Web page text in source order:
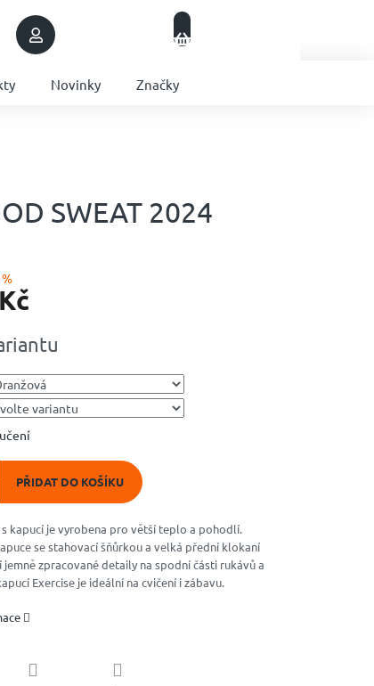
Novinky Značky
SWEAT 2024
PŘIDAT DO KOŠÍKU
s kapucí je vyrobena pro větší teplo a pohodlí.
se stahovací šňůrkou a velká přední klokaní
zpracované detaily na spodní části rukávů a
Exercise je ideální na cvičení i zábavu.